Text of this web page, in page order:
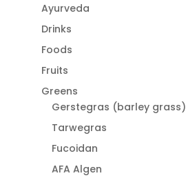
Ayurveda
Drinks
Foods
Fruits
Greens
Gerstegras (barley grass)
Tarwegras
Fucoidan
AFA Algen